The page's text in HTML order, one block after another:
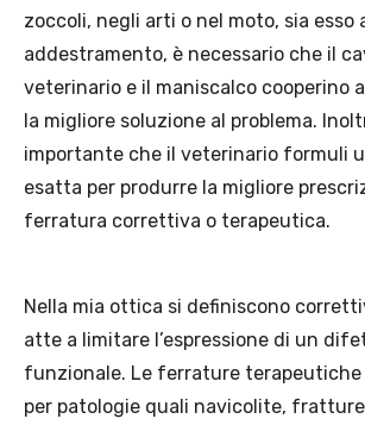
zoccoli, negli arti o nel moto, sia esso
addestramento, è necessario che il
veterinario e il maniscalco cooperino
la migliore soluzione al problema.
importante che il veterinario formuli
esatta per produrre la migliore
ferratura correttiva o terapeutica.
Nella mia ottica si definiscono
atte a limitare l’espressione di un
funzionale. Le ferrature terapeutiche
per patologie quali navicolite,